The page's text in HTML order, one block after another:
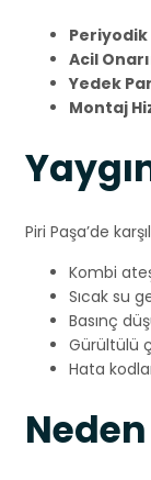
Periyodik
Acil
Yedek
Montaj
Piri Paşa’de
Kombi
Sıcak su
Basınç
Gürültülü
Hata